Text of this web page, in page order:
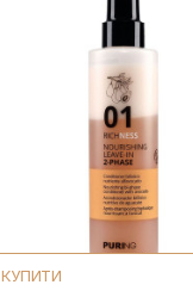
КУПИТИ